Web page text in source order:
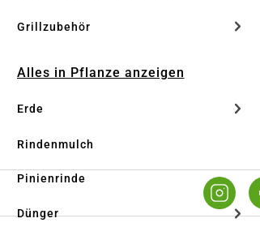
Grillzubehör
Alles in Pflanze anzeigen
Erde
Rindenmulch
Pinienrinde
Dünger